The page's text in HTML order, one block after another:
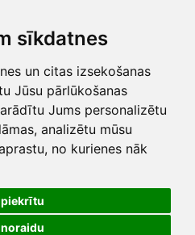
sīkdatnes
un citas izsekošanas
Jūsu pārlūkošanas
Jums personalizētu
analizētu mūsu
no kurienes nāk
piekrītu
noraidu